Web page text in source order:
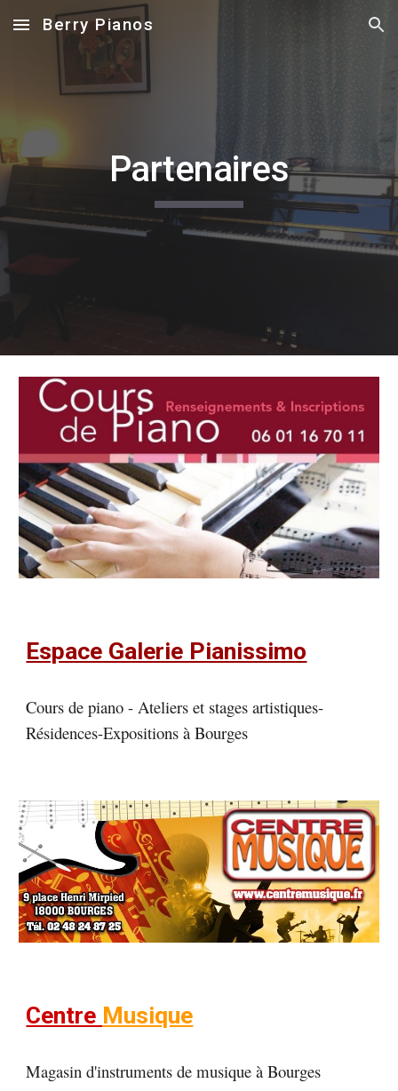
Skip to main content Skip to navigation
Berry Pianos
Partenaires
Espace Galerie Pianissimo
Cours de piano - Ateliers et stages artistiques-
Résidences-Expositions à Bourges
Centre Musique
Magasin d'instruments de musique à Bourges